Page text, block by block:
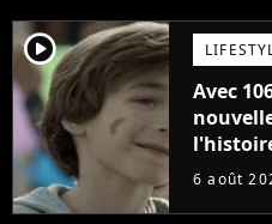
player2
Avec
48 jours
6 août